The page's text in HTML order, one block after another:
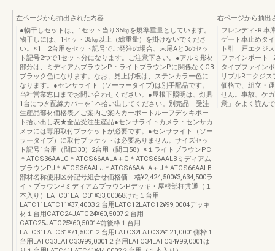
左ページから抽出された内容
●物干しセットは、1セット当り35㎏を規準重量としています。
物干しには、1セット35㎏以上（総重量）を掛けないでくださ
い。※1 2台用をセット記号でご発注の場合、末尾AとBのセッ
ト記号2つで1セット分になります。ご注意下さい。●アルミ形材
部分は、ミディアムブラウンP・ライトブラウンPに関係なくCB
ブラック色になります。なお、見上げ板は、ステンカラー色に
なります。●センサライト（ソーラータイプ)は別手配品です。
当社営業窓口までお問い合わせください。●屋根下照明は、灯具
1台につき配線カバーを1本拾い出してください。別売品 受注
生産品部材価格表／ご案内ご案内カーポートルーフデッキポー
ト拾い出し表★全品受注生産品●センサライトカメラ・センサカ
メラには専用取付ブラケットが必要です。●センサライト（ソー
ラータイプ）に取付ブラケットは必要ありません。サイズセッ
ト記号1台用（間口30）2台用（間口58）※１ライトブラウンPC
＊ATCS36AALC＊ATCS66AALA＋C＊ATCS66AALBミディアム
ブラウンPJ＊ATCS36AALJ＊ATCS66AALA＋J＊ATCS66AALB
部材名称使用区分記号組合せ価格価 格¥2,424,500¥3,634,500ラ
イトブラウンPミディアムブラウンPデッキ・屋根部柱共通（１
本入り）LATC01LATC01¥33,00068けた１台用
LATC11LATC11¥37,4003２台用LATC12LATC12¥99,0004デッキ
材１台用CATC24JATC24¥60,5007２台用
CATC25JATC25¥60,50014前後枠１台用
LATC31LATC31¥71,5001２台用LATC32LATC32¥121,0001側枠１
台用LATC33LATC33¥99,0001２台用LATC34LATC34¥99,0001は
右ページから抽出
フレンディ-Ｒ車
ゲート車止めタ
ト引 戸エクジ
ファインポートⅡ
タイプファイン
リプルRエクジ
価格で、組立・
せん。事故、ケ
意」をよく読ん